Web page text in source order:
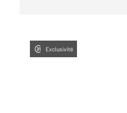
Exclusivité